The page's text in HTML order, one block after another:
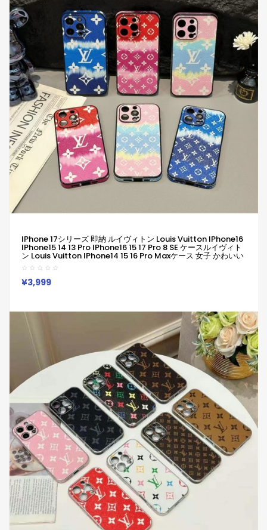
IPhone 17シリーズ 即納 ルイヴィトン Louis Vuitton IPhone16
IPhone15 14 13 Pro IPhone16 15 17 Pro 8 SE ケースルイヴィト
ン Louis Vuitton IPhone14 15 16 Pro Maxケース 女子 かわいい
おしゃれ ルイヴィトン Louis Vuitton アイフォン16 15 14 Plus
13 12 Pro Max 11 Pro XR XS スマホケース
¥3,999